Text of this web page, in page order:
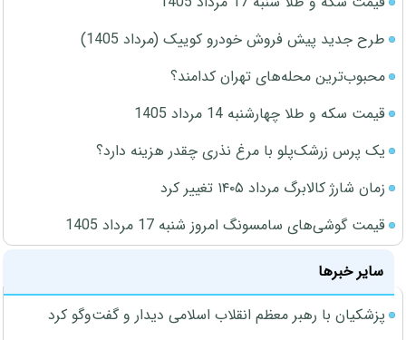
طرح جدید پیش فروش خودرو کوییک (مرداد 1405)
محبوب‌ترین محله‌های تهران کدامند؟
قیمت سکه و طلا چهارشنبه 14 مرداد 1405
یک پرس زرشک‌پلو با مرغ نذری چقدر هزینه دارد؟
زمان شارژ کالابرگ مرداد ۱۴۰۵ تغییر کرد
قیمت گوشی‌های سامسونگ امروز شنبه 17 مرداد 1405
سایر خبرها
پزشکیان با رهبر معظم انقلاب اسلامی دیدار و گفت‌وگو کرد